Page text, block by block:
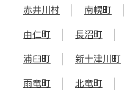
赤井川村 南幌町
由仁町 長沼町
浦臼町 新十津川町
雨竜町 北竜町